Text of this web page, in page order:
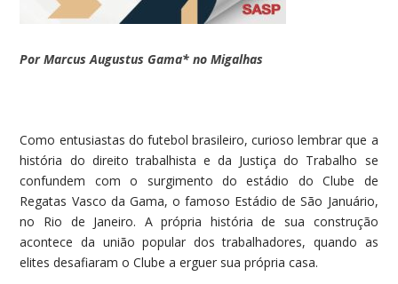
Por Marcus Augustus Gama* no Migalhas
Como entusiastas do futebol brasileiro, curioso lembrar que a
história do direito trabalhista e da Justiça do Trabalho se
confundem com o surgimento do estádio do Clube de
Regatas Vasco da Gama, o famoso Estádio de São Januário,
no Rio de Janeiro. A própria história de sua construção
acontece da união popular dos trabalhadores, quando as
elites desafiaram o Clube a erguer sua própria casa.